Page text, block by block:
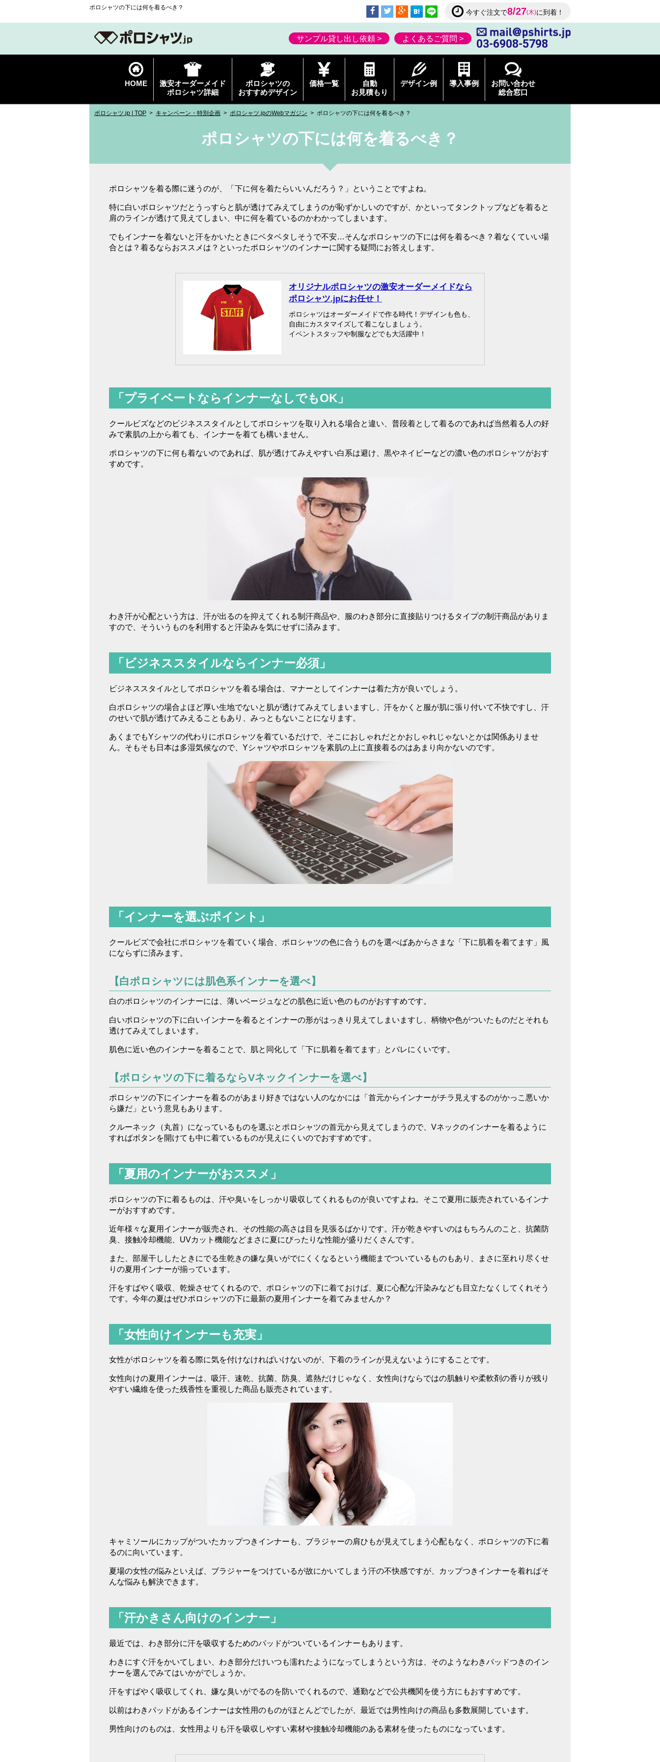
ポロシャツの下には何を着るべき？
今すぐ注文で8/27(木)に到着！
03-6908-5798
サンプル貸し出し依頼 > よくあるご質問 >
HOME
激安オーダーメイド
ポロシャツ詳細
ポロシャツの
おすすめデザイン
価格一覧
自動
お見積もり
デザイン例 導入事例
お問い合わせ
総合窓口
ポロシャツ.jp | TOP キャンペーン・特別企画 ポロシャツ.jpのWebマガジン ポロシャツの下には何を着るべき？
ポロシャツの下には何を着るべき？
ポロシャツを着る際に迷うのが、「下に何を着たらいいんだろう？」ということですよね。
特に白いポロシャツだとうっすらと肌が透けてみえてしまうのが恥ずかしいのですが、かといってタンクトップなどを着ると
肩のラインが透けて見えてしまい、中に何を着ているのかわかってしまいます。
でもインナーを着ないと汗をかいたときにベタベタしそうで不安…そんなポロシャツの下には何を着るべき？着なくていい場
合とは？着るならおススメは？といったポロシャツのインナーに関する疑問にお答えします。
オリジナルポロシャツの激安オーダーメイドなら
ポロシャツ.jpにお任せ！
ポロシャツはオーダーメイドで作る時代！デザインも色も、
自由にカスタマイズして着こなしましょう。
イベントスタッフや制服などでも大活躍中！
「プライベートならインナーなしでもOK」
クールビズなどのビジネススタイルとしてポロシャツを取り入れる場合と違い、普段着として着るのであれば当然着る人の好
みで素肌の上から着ても、インナーを着ても構いません。
ポロシャツの下に何も着ないのであれば、肌が透けてみえやすい白系は避け、黒やネイビーなどの濃い色のポロシャツがおす
すめです。
わき汗が心配という方は、汗が出るのを抑えてくれる制汗商品や、服のわき部分に直接貼りつけるタイプの制汗商品がありま
すので、そういうものを利用すると汗染みを気にせずに済みます。
「ビジネススタイルならインナー必須」
ビジネススタイルとしてポロシャツを着る場合は、マナーとしてインナーは着た方が良いでしょう。
白ポロシャツの場合よほど厚い生地でないと肌が透けてみえてしまいますし、汗をかくと服が肌に張り付いて不快ですし、汗
のせいで肌が透けてみえることもあり、みっともないことになります。
あくまでもYシャツの代わりにポロシャツを着ているだけで、そこにおしゃれだとかおしゃれじゃないとかは関係ありませ
ん。そもそも日本は多湿気候なので、Yシャツやポロシャツを素肌の上に直接着るのはあまり向かないのです。
「インナーを選ぶポイント」
クールビズで会社にポロシャツを着ていく場合、ポロシャツの色に合うものを選べばあからさまな「下に肌着を着てます」風
にならずに済みます。
【白ポロシャツには肌色系インナーを選べ】
白のポロシャツのインナーには、薄いベージュなどの肌色に近い色のものがおすすめです。
白いポロシャツの下に白いインナーを着るとインナーの形がはっきり見えてしまいますし、柄物や色がついたものだとそれも
透けてみえてしまいます。
肌色に近い色のインナーを着ることで、肌と同化して「下に肌着を着てます」とバレにくいです。
【ポロシャツの下に着るならVネックインナーを選べ】
ポロシャツの下にインナーを着るのがあまり好きではない人のなかには「首元からインナーがチラ見えするのがかっこ悪いか
ら嫌だ」という意見もあります。
クルーネック（丸首）になっているものを選ぶとポロシャツの首元から見えてしまうので、Vネックのインナーを着るように
すればボタンを開けても中に着ているものが見えにくいのでおすすめです。
「夏用のインナーがおススメ」
ポロシャツの下に着るものは、汗や臭いをしっかり吸収してくれるものが良いですよね。そこで夏用に販売されているインナ
ーがおすすめです。
近年様々な夏用インナーが販売され、その性能の高さは目を見張るばかりです。汗が乾きやすいのはもちろんのこと、抗菌防
臭、接触冷却機能、UVカット機能などまさに夏にぴったりな性能が盛りだくさんです。
また、部屋干ししたときにでる生乾きの嫌な臭いがでにくくなるという機能までついているものもあり、まさに至れり尽くせ
りの夏用インナーが揃っています。
汗をすばやく吸収、乾燥させてくれるので、ポロシャツの下に着ておけば、夏に心配な汗染みなども目立たなくしてくれそう
です。今年の夏はぜひポロシャツの下に最新の夏用インナーを着てみませんか？
「女性向けインナーも充実」
女性がポロシャツを着る際に気を付けなければいけないのが、下着のラインが見えないようにすることです。
女性向けの夏用インナーは、吸汗、速乾、抗菌、防臭、遮熱だけじゃなく、女性向けならではの肌触りや柔軟剤の香りが残り
やすい繊維を使った残香性を重視した商品も販売されています。
キャミソールにカップがついたカップつきインナーも、ブラジャーの肩ひもが見えてしまう心配もなく、ポロシャツの下に着
るのに向いています。
夏場の女性の悩みといえば、ブラジャーをつけているが故にかいてしまう汗の不快感ですが、カップつきインナーを着ればそ
んな悩みも解決できます。
「汗かきさん向けのインナー」
最近では、わき部分に汗を吸収するためのパッドがついているインナーもあります。
わきにすぐ汗をかいてしまい、わき部分だけいつも濡れたようになってしまうという方は、そのようなわきパッドつきのイン
ナーを選んでみてはいかがでしょうか。
汗をすばやく吸収してくれ、嫌な臭いがでるのを防いでくれるので、通勤などで公共機関を使う方にもおすすめです。
以前はわきパッドがあるインナーは女性用のものがほとんどでしたが、最近では男性向けの商品も多数展開しています。
男性向けのものは、女性用よりも汗を吸収しやすい素材や接触冷却機能のある素材を使ったものになっています。